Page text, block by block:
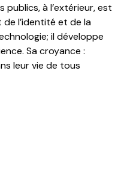
à l’extérieur, est
l’identité et de la
il développe
Sa croyance :
leur vie de tous